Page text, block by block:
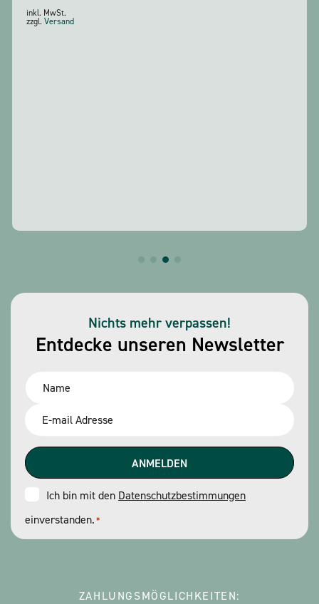
inkl. MwSt.
zzgl. Versand
Entdecke unseren Newsletter
Nichts mehr verpassen!
Consent
*
Ich bin mit den Datenschutzbestimmungen
einverstanden.*
ZAHLUNGSMÖGLICHKEITEN: